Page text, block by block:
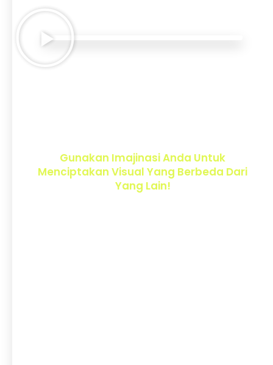
Gunakan Imajinasi Anda Untuk
Menciptakan Visual Yang Berbeda Dari
Yang Lain!